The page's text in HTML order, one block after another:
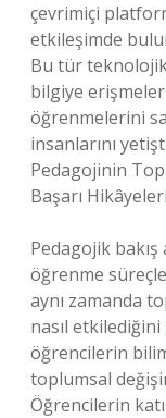
çevrimiçi
etkileşimde
Bu tür
bilgiye
öğrenmelerini
insanlarını
Pedagojinin
Başarı Hikâyeleri
Pedagojik bakış
öğrenme
aynı zamanda
nasıl
öğrencilerin
toplumsal
Öğrencilerin